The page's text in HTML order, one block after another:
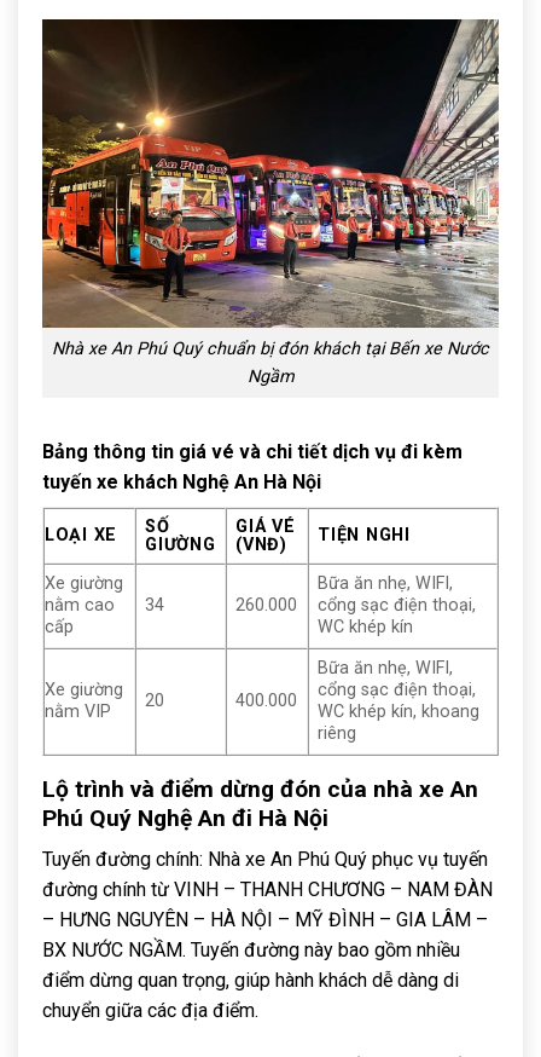
Nhà xe An Phú Quý chuẩn bị đón khách tại Bến xe Nước
Ngầm
Bảng thông tin giá vé và chi tiết dịch vụ đi kèm
tuyến xe khách Nghệ An Hà Nội
LOẠI XE
SỐ
GIƯỜNG
GIÁ VÉ
(VNĐ)
TIỆN NGHI
Xe giường
nằm cao
cấp
34 260.000
Bữa ăn nhẹ, WIFI,
cổng sạc điện thoại,
WC khép kín
Xe giường
nằm VIP
20 400.000
Bữa ăn nhẹ, WIFI,
cổng sạc điện thoại,
WC khép kín, khoang
riêng
Lộ trình và điểm dừng đón của nhà xe An
Phú Quý Nghệ An đi Hà Nội
Tuyến đường chính: Nhà xe An Phú Quý phục vụ tuyến
đường chính từ VINH – THANH CHƯƠNG – NAM ĐÀN
– HƯNG NGUYÊN – HÀ NỘI – MỸ ĐÌNH – GIA LÂM –
BX NƯỚC NGẦM. Tuyến đường này bao gồm nhiều
điểm dừng quan trọng, giúp hành khách dễ dàng di
chuyển giữa các địa điểm.